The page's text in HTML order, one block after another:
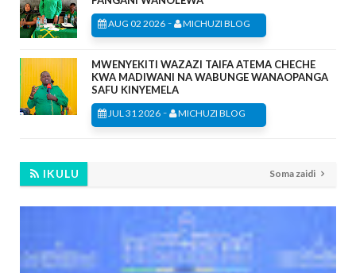
AUG 02 2026 - MICHUZI BLOG
MWENYEKITI WAZAZI TAIFA ATEMA CHECHE
KWA MADIWANI NA WABUNGE WANAOPANGA
SAFU KINYEMELA
JUL 31 2026 - MICHUZI BLOG
IKULU Soma zaidi